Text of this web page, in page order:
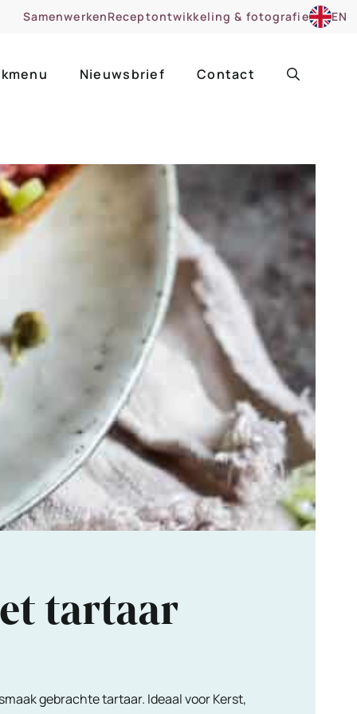
SamenwerkenReceptontwikkeling & fotografie EN
Nieuwsbrief Contact
tartaar
gebrachte tartaar. Ideaal voor Kerst,